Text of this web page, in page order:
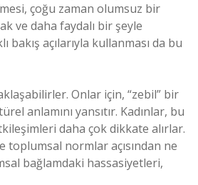
çoğu zaman olumsuz bir
ve daha faydalı bir şeyle
açılarıyla kullanması da bu
Onlar için, “zebil” bir
anlamını yansıtır. Kadınlar, bu
daha çok dikkate alırlar.
toplumsal normlar açısından ne
bağlamdaki hassasiyetleri,